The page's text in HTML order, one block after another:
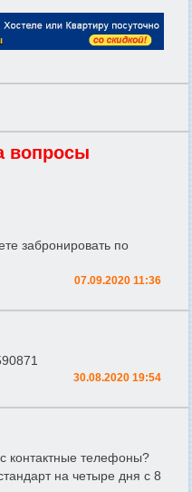
вопросы
забронировать по
07.09.2020 11:36
30.08.2020 19:54
контактные телефоны?
на четыре дня с 8